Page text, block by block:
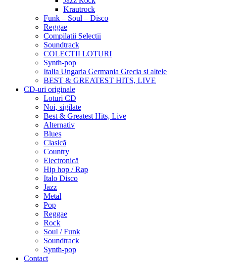
Krautrock
Funk – Soul – Disco
Reggae
Compilatii Selectii
Soundtrack
COLECTII LOTURI
Synth-pop
Italia Ungaria Germania Grecia si altele
BEST & GREATEST HITS, LIVE
CD-uri originale
Loturi CD
Noi, sigilate
Best & Greatest Hits, Live
Alternativ
Blues
Clasică
Country
Electronică
Hip hop / Rap
Italo Disco
Jazz
Metal
Pop
Reggae
Rock
Soul / Funk
Soundtrack
Synth-pop
Contact